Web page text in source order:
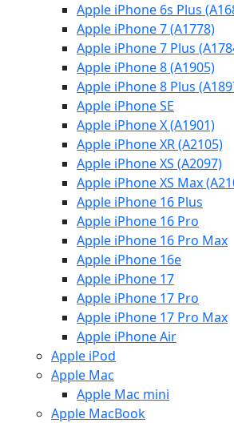
Apple iPhone 6s Plus
Apple iPhone 7 (A1778)
Apple iPhone 7 Plus
Apple iPhone 8 (A1905)
Apple iPhone 8 Plus
Apple iPhone SE
Apple iPhone X (A1901)
Apple iPhone XR (A2105)
Apple iPhone XS (A2097)
Apple iPhone XS Max
Apple iPhone 16 Plus
Apple iPhone 16 Pro
Apple iPhone 16 Pro Max
Apple iPhone 16e
Apple iPhone 17
Apple iPhone 17 Pro
Apple iPhone 17 Pro Max
Apple iPhone Air
Apple iPod
Apple Mac
Apple Mac mini
Apple MacBook